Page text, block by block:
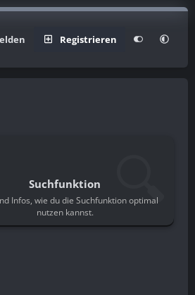
Registrieren
Suchfunktion
Infos, wie du die Suchfunktion optimal
nutzen kannst.
🔍